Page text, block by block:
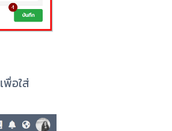
เพื่อใส่